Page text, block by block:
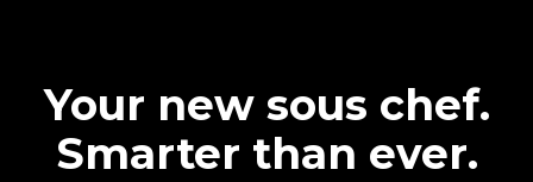
Your new sous chef.
Smarter than ever.